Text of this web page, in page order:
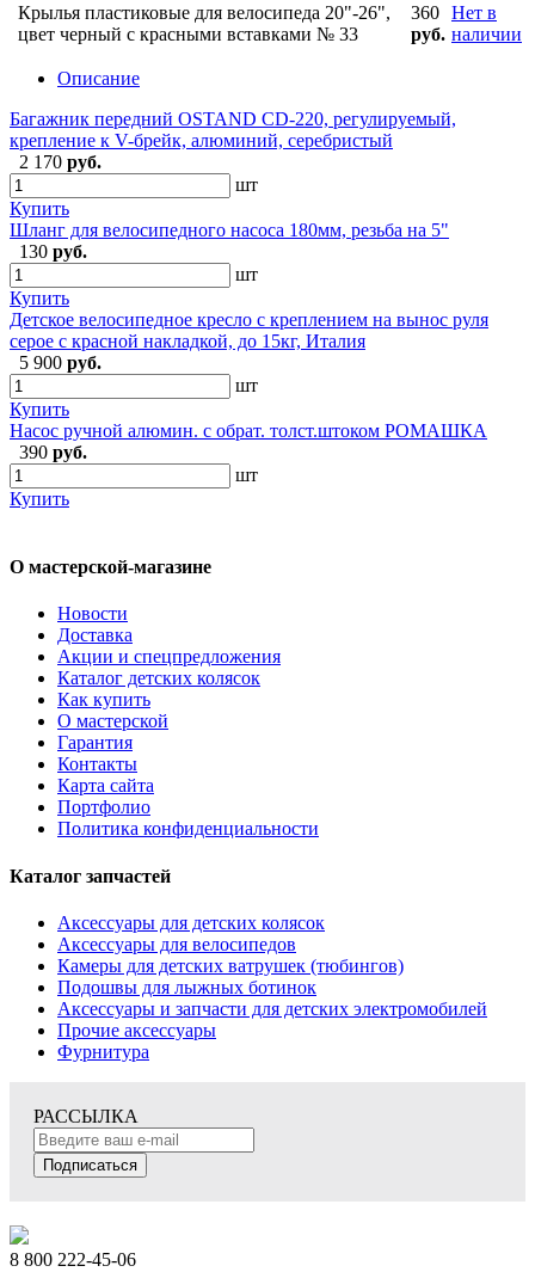
Крылья пластиковые для велосипеда 20"-26",
цвет черный с красными вставками № 33
360
руб.
Нет в
наличии
Описание
Багажник передний OSTAND CD-220, регулируемый,
крепление к V-брейк, алюминий, серебристый
2 170 руб.
шт
Купить
Шланг для велосипедного насоса 180мм, резьба на 5"
130 руб.
шт
Купить
Детское велосипедное кресло с креплением на вынос руля
серое с красной накладкой, до 15кг, Италия
5 900 руб.
шт
Купить
Насос ручной алюмин. с обрат. толст.штоком РОМАШКА
390 руб.
шт
Купить
О мастерской-магазине
Новости
Доставка
Акции и спецпредложения
Каталог детских колясок
Как купить
О мастерской
Гарантия
Контакты
Карта сайта
Портфолио
Политика конфиденциальности
Каталог запчастей
Аксессуары для детских колясок
Аксессуары для велосипедов
Камеры для детских ватрушек (тюбингов)
Подошвы для лыжных ботинок
Аксессуары и запчасти для детских электромобилей
Прочие аксессуары
Фурнитура
РАССЫЛКА
Подписаться
8 800 222-45-06